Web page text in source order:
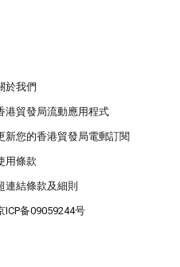
於我們
港貿發局流動應用程式
新您的香港貿發局電郵訂閱
用條款
連結條款及細則
ICP备09059244号